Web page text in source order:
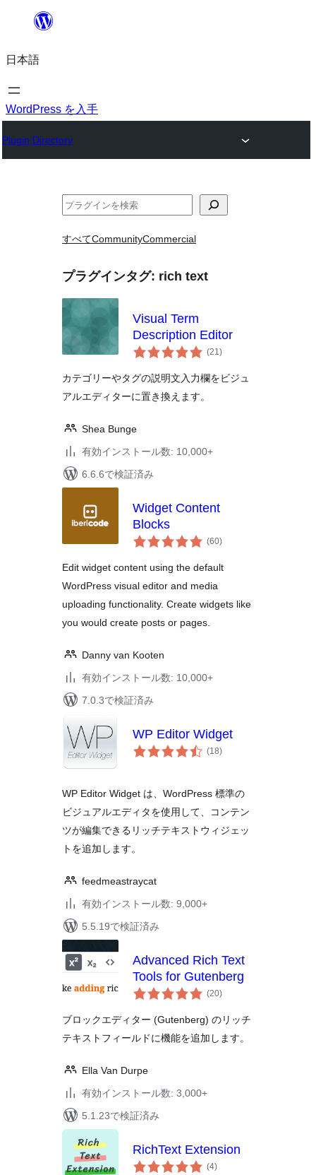
を
ス
キ
プ
日本語
WordPress を入手
Plugin Directory
検
すべてCommunityCommercial
プラグインタグ: rich text
Visual Term
Description Editor
(21個
の
価
)
カテゴリーやタグの説明文入力欄をビジュ
アルエディターに置き換えます。
Shea Bunge
有効インストール数: 10,000+
6.6.6で検証済み
Widget Content
Blocks
(60個
の
価
)
Edit widget content using the default
WordPress visual editor and media
uploading functionality. Create widgets like
you would create posts or pages.
Danny van Kooten
有効インストール数: 10,000+
7.0.3で検証済み
WP Editor Widget
(18個
の)
WP Editor Widget は、WordPress 標準の
ビジュアルエディタを使用して、コンテン
ツが編集できるリッチテキストウィジェッ
トを追加します。
feedmeastraycat
有効インストール数: 9,000+
5.5.19で検証済み
Advanced Rich Text
Tools for Gutenberg
(20個
の
価
)
ブロックエディター (Gutenberg) のリッチ
テキストフィールドに機能を追加します。
Ella Van Durpe
有効インストール数: 3,000+
5.1.23で検証済み
RichText Extension
(4個
の)